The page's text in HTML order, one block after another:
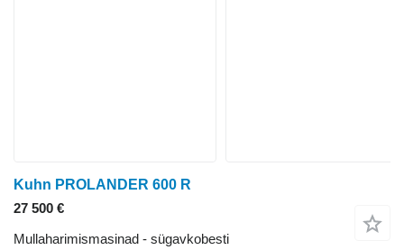
Kuhn PROLANDER 600 R
27 500 €
Mullaharimismasinad - sügavkobesti